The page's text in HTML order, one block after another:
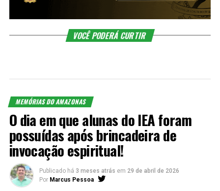
VOCÊ PODERÁ CURTIR
MEMÓRIAS DO AMAZONAS
O dia em que alunas do IEA foram
possuídas após brincadeira de
invocação espiritual!
Publicado há 3 meses atrás em 29 de abril de 2026
Por Marcus Pessoa